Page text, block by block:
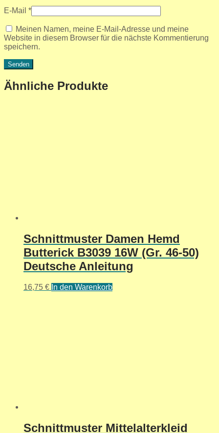
E-Mail *
Meinen Namen, meine E-Mail-Adresse und meine
Website in diesem Browser für die nächste Kommentierung
speichern.
Ähnliche Produkte
Schnittmuster Damen Hemd
Butterick B3039 16W (Gr. 46-50)
Deutsche Anleitung
16,75 € In den Warenkorb
Schnittmuster Mittelalterkleid